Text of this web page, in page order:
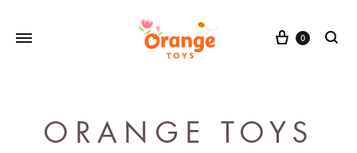
Cesta
0
buscar
ORANGE TOYS